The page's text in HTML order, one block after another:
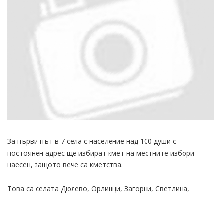
За първи път в 7 села с население над 100 души с
постоянен адрес ще избират кмет на местните избори
наесен, защото вече са кметства.
Това са селата Дюлево, Орлинци, Загорци, Светлина,